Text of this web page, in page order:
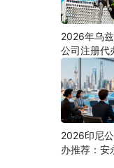
2026年乌
公司注册代
材料？最
与合规指南
2026印尼
办推荐：安